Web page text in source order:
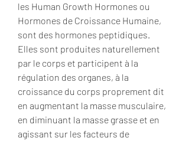
les Human Growth Hormones ou
Hormones de Croissance Humaine,
sont des hormones peptidiques.
Elles sont produites naturellement
par le corps et participent à la
régulation des organes, à la
croissance du corps proprement dit
en augmentant la masse musculaire,
en diminuant la masse grasse et en
agissant sur les facteurs de